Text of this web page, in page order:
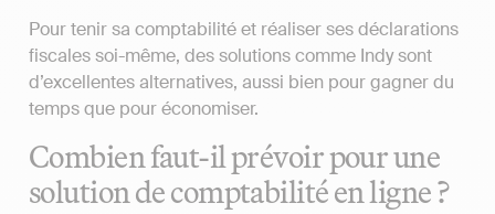
Pour tenir sa comptabilité et réaliser ses déclarations
fiscales soi-même, des solutions comme Indy sont
d’excellentes alternatives, aussi bien pour gagner du
temps que pour économiser.
Combien faut-il prévoir pour une
solution de comptabilité en ligne ?